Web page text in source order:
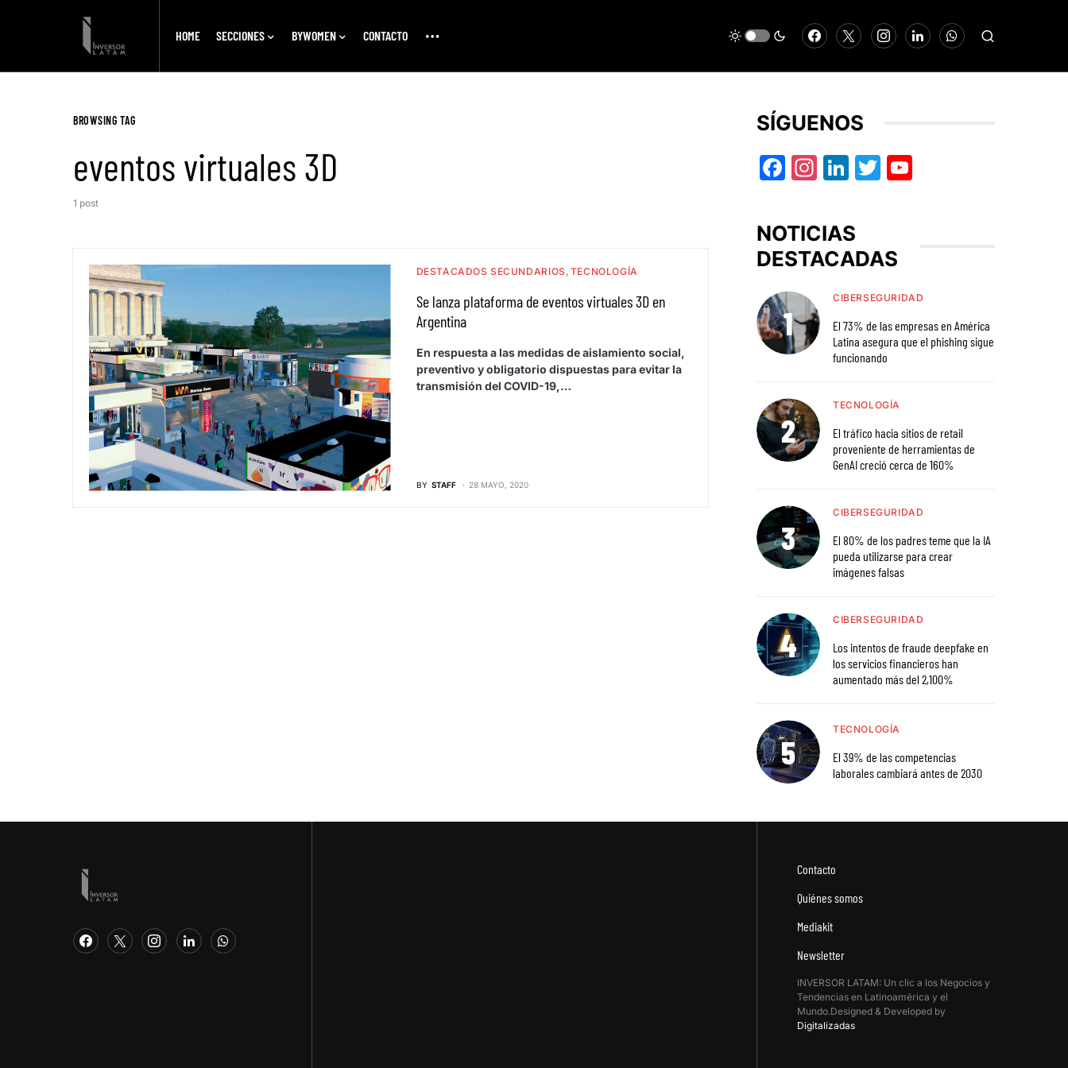
HOME SECCIONES BYWOMEN CONTACTO
BROWSING TAG
eventos virtuales 3D
1 post
DESTACADOS SECUNDARIOS TECNOLOGÍA
Se lanza plataforma de eventos virtuales 3D en
Argentina
En respuesta a las medidas de aislamiento social,
preventivo y obligatorio dispuestas para evitar la
transmisión del COVID-19,…
BY STAFF 28 MAYO, 2020
SÍGUENOS
Facebook
Instagram
LinkedIn
Twitter
NOTICIAS
DESTACADAS
CIBERSEGURIDAD
El 73% de las empresas en América
Latina asegura que el phishing sigue
funcionando
TECNOLOGÍA
El tráfico hacia sitios de retail
proveniente de herramientas de
GenAI creció cerca de 160%
CIBERSEGURIDAD
El 80% de los padres teme que la IA
pueda utilizarse para crear
imágenes falsas
CIBERSEGURIDAD
Los intentos de fraude deepfake en
los servicios financieros han
aumentado más del 2,100%
TECNOLOGÍA
El 39% de las competencias
laborales cambiará antes de 2030
Contacto
Quiénes somos
Mediakit
Newsletter
INVERSOR LATAM: Un clic a los Negocios y
Tendencias en Latinoamérica y el
Mundo.Designed & Developed by
Digitalizadas